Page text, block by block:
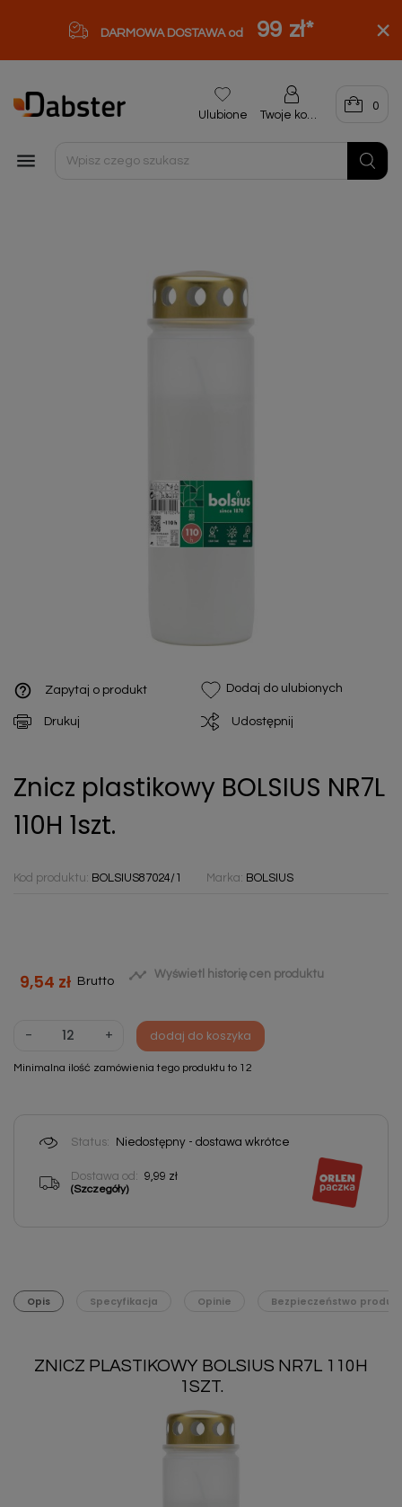
DARMOWA DOSTAWA od 99 zł*

Ulubione Twoje konto
0
help_outline Zapytaj o produkt Dodaj do ulubionych
Drukuj Udostępnij
Znicz plastikowy BOLSIUS NR7L
110H 1szt.
Kod produktu: BOLSIUS87024/1 Marka: BOLSIUS
9,54 zł Brutto  Wyświetl historię cen produktu
- + dodaj do koszyka
Minimalna ilość zamówienia tego produktu to 12
Status: Niedostępny - dostawa wkrótce
Dostawa od: 9,99 zł
(Szczegóły)
Opis Specyfikacja Opinie Bezpieczeństwo
ZNICZ PLASTIKOWY BOLSIUS NR7L 110H
1SZT.